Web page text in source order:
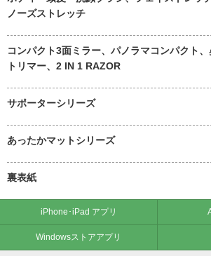
ノーズストレッチ
コンパクト3面ミラー、パノラマコンパクト
トリマー、2 IN 1 RAZOR
サポーターシリーズ
あったかマットシリーズ
裏表紙
iPhone･iPad アプリ
Windowsストアアプリ